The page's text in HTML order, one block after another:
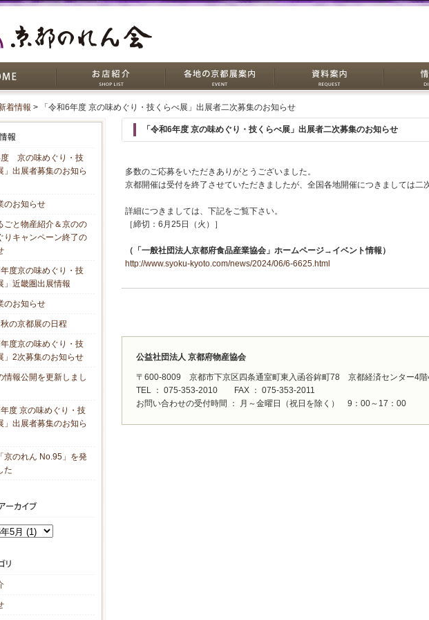
着情報 > 「令和6年度 京の味めぐり・技くらべ展」出展者二次募集のお知らせ
度 京の味めぐり・技
」出展者募集のお知ら
のお知らせ
ごと物産紹介＆京のの
りキャンペーン終了の
年度京の味めぐり・技
」近畿圏出展情報
のお知らせ
の京都展の日程
年度京の味めぐり・技
」2次募集のお知らせ
情報公開を更新しまし
年度 京の味めぐり・技
」出展者募集のお知ら
京のれん No.95」を発
た
「令和6年度 京の味めぐり・技くらべ展」出展者二次募集のお知らせ
多数のご応募をいただきありがとうございました。
京都開催は受付を終了させていただきましたが、全国各地開催につきましては二
詳細につきましては、下記をご覧下さい。
［締切：6月25日（火）］
（「一般社団法人京都府食品産業協会」ホームページ→イベント情報）
http://www.syoku-kyoto.com/news/2024/06/6-6625.html
公益社団法人 京都府物産協会
〒600-8009 京都市下京区四条通室町東入函谷鉾町78 京都経済センター4階
TEL ： 075-353-2010 FAX ： 075-353-2011
お問い合わせの受付時間 ： 月～金曜日（祝日を除く） 9：00～17：00